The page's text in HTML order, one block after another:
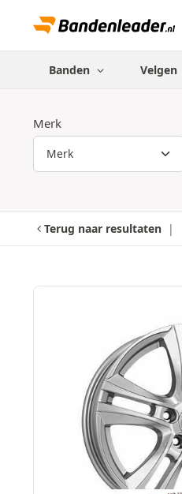
Banden Velgen
Merk
Terug naar resultaten